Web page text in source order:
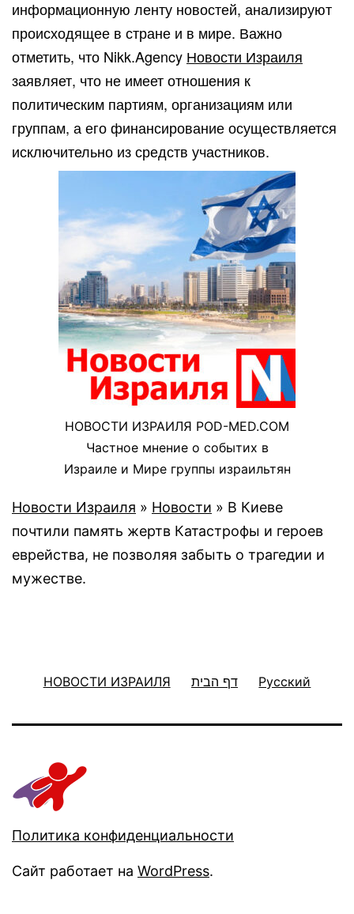
информационную ленту новостей, анализируют
происходящее в стране и в мире. Важно
отметить, что Nikk.Agency Новости Израиля
заявляет, что не имеет отношения к
политическим партиям, организациям или
группам, а его финансирование осуществляется
исключительно из средств участников.
НОВОСТИ ИЗРАИЛЯ POD-MED.COM
Частное мнение о событих в
Израиле и Мире группы израильтян
Новости Израиля » Новости » В Киеве
почтили память жертв Катастрофы и героев
еврейства, не позволяя забыть о трагедии и
мужестве.
НОВОСТИ ИЗРАИЛЯ דף הבית Русский
Политика конфиденциальности
Сайт работает на WordPress.